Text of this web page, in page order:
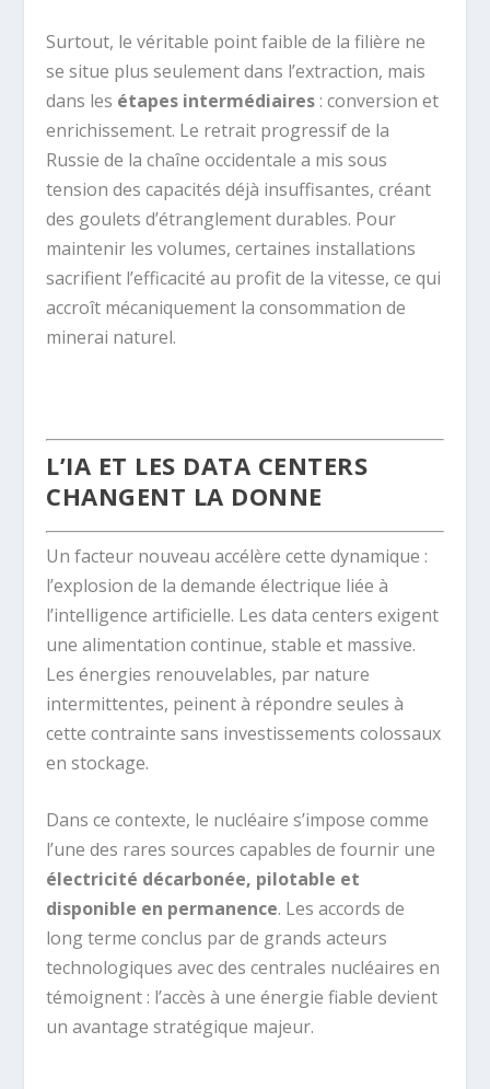
Surtout, le véritable point faible de la filière ne
se situe plus seulement dans l’extraction, mais
dans les étapes intermédiaires : conversion et
enrichissement. Le retrait progressif de la
Russie de la chaîne occidentale a mis sous
tension des capacités déjà insuffisantes, créant
des goulets d’étranglement durables. Pour
maintenir les volumes, certaines installations
sacrifient l’efficacité au profit de la vitesse, ce qui
accroît mécaniquement la consommation de
minerai naturel.
L’IA ET LES DATA CENTERS
CHANGENT LA DONNE
Un facteur nouveau accélère cette dynamique :
l’explosion de la demande électrique liée à
l’intelligence artificielle. Les data centers exigent
une alimentation continue, stable et massive.
Les énergies renouvelables, par nature
intermittentes, peinent à répondre seules à
cette contrainte sans investissements colossaux
en stockage.
Dans ce contexte, le nucléaire s’impose comme
l’une des rares sources capables de fournir une
électricité décarbonée, pilotable et
disponible en permanence. Les accords de
long terme conclus par de grands acteurs
technologiques avec des centrales nucléaires en
témoignent : l’accès à une énergie fiable devient
un avantage stratégique majeur.